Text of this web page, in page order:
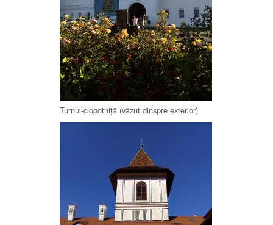
Turnul-clopotniță (văzut dinspre exterior)